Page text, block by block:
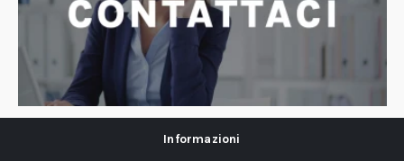
Informazioni